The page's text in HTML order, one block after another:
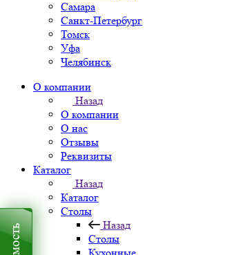
Самара
Санкт-Петербург
Томск
Уфа
Челябинск
О компании
Назад
О компании
О нас
Отзывы
Реквизиты
Каталог
Назад
Каталог
Столы
Назад
Столы